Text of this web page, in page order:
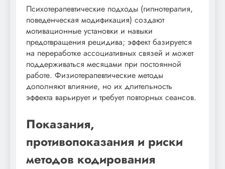
Психотерапевтические подходы (гипнотерапия,
поведенческая модификация) создают
мотивационные установки и навыки
предотвращения рецидива; эффект базируется
на переработке ассоциативных связей и может
поддерживаться месяцами при постоянной
работе. Физиотерапевтические методы
дополняют влияние, но их длительность
эффекта варьирует и требует повторных сеансов.
Показания,
противопоказания и риски
методов кодирования